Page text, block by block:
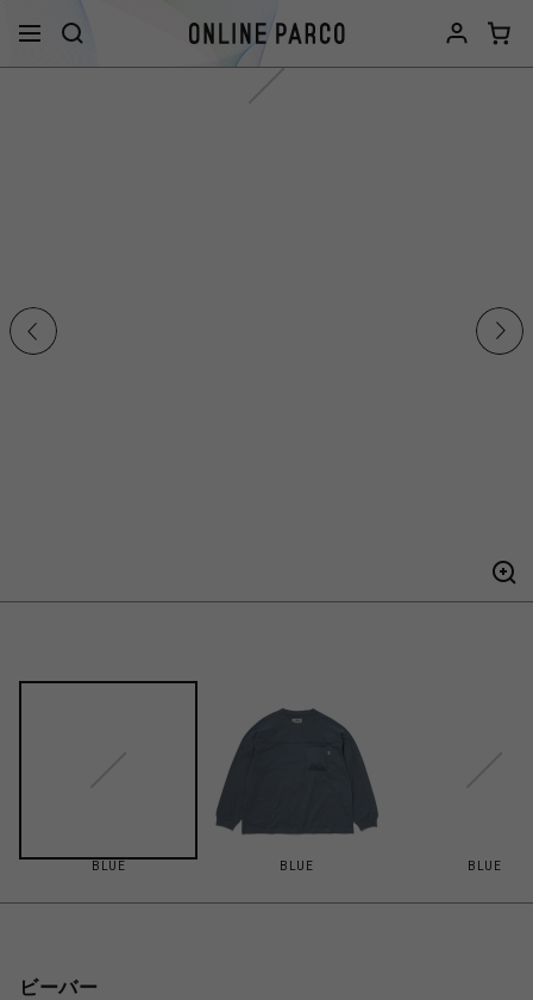
BLUE BLUE BLUE
ビーバー